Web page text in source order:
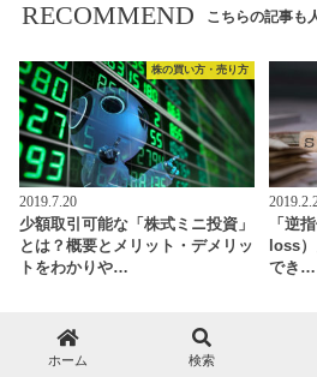
RECOMMEND こちらの記事も
株の買い方・売り方
2019.7.20
少額取引可能な「株式ミニ投資」
とは？概要とメリット・デメリッ
トをわかりや…
「逆
loss
でき…
株の買い方・売り方
ホーム 検索